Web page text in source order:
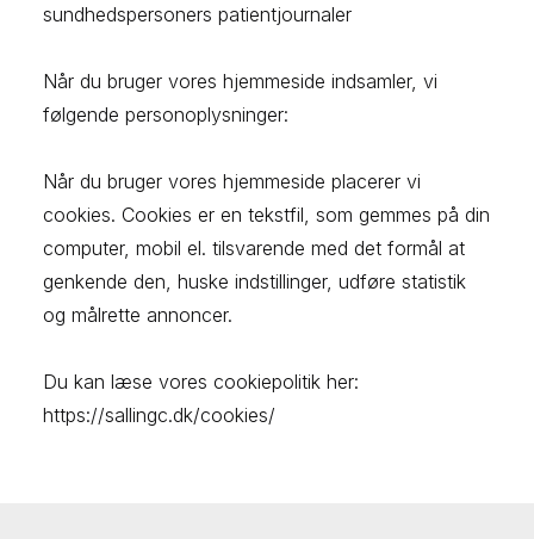
sundhedspersoners patientjournaler
Når du bruger vores hjemmeside indsamler, vi
følgende personoplysninger:
Når du bruger vores hjemmeside placerer vi
cookies. Cookies er en tekstfil, som gemmes på din
computer, mobil el. tilsvarende med det formål at
genkende den, huske indstillinger, udføre statistik
og målrette annoncer.
Du kan læse vores cookiepolitik her:
https://sallingc.dk/cookies/